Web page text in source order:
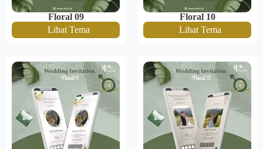
Floral 09
Lihat Tema
Floral 10
Lihat Tema